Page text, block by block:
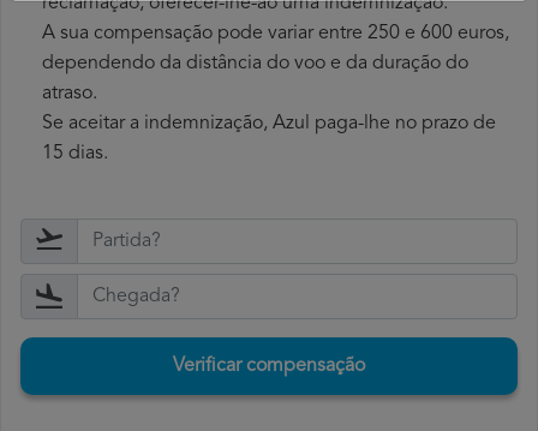
reclamação, oferecer-lhe-ão uma indemnização.
A sua compensação pode variar entre 250 e 600 euros,
dependendo da distância do voo e da duração do
atraso.
Se aceitar a indemnização, Azul paga-lhe no prazo de
15 dias.
Verificar compensação